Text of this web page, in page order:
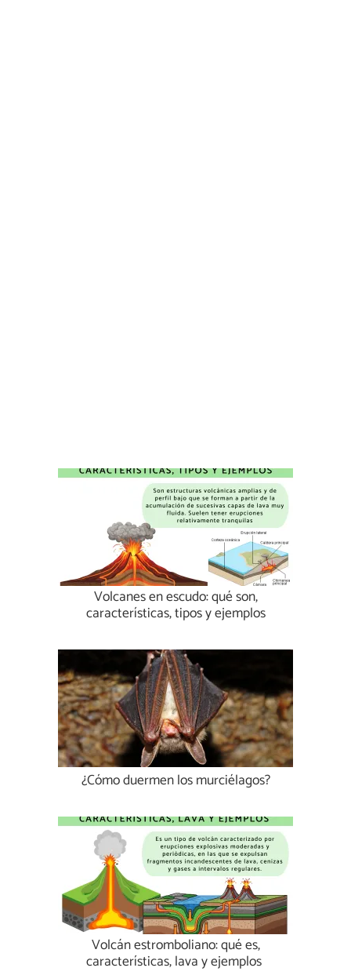
Volcanes en escudo: qué son,
características, tipos y ejemplos
¿Cómo duermen los murciélagos?
Volcán estromboliano: qué es,
características, lava y ejemplos